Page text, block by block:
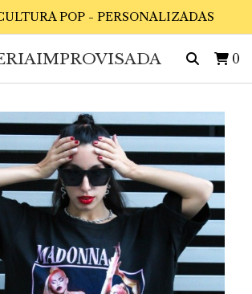
POP - PERSONALIZADAS
0